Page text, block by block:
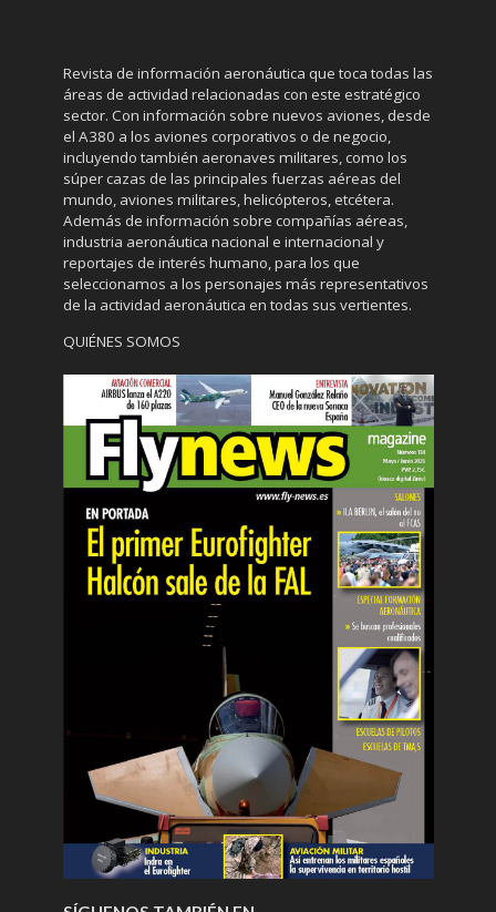
Revista de información aeronáutica que toca todas las
áreas de actividad relacionadas con este estratégico
sector. Con información sobre nuevos aviones, desde
el A380 a los aviones corporativos o de negocio,
incluyendo también aeronaves militares, como los
súper cazas de las principales fuerzas aéreas del
mundo, aviones militares, helicópteros, etcétera.
Además de información sobre compañías aéreas,
industria aeronáutica nacional e internacional y
reportajes de interés humano, para los que
seleccionamos a los personajes más representativos
de la actividad aeronáutica en todas sus vertientes.
QUIÉNES SOMOS